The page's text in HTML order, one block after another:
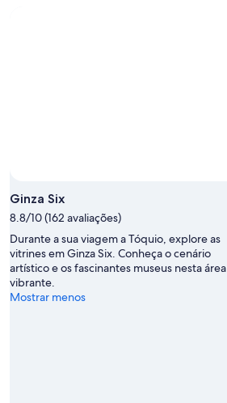
Ginza Six
8.8/10 (162 avaliações)
Durante a sua viagem a Tóquio, explore as
vitrines em Ginza Six. Conheça o cenário
artístico e os fascinantes museus nesta área
vibrante.
Mostrar menos